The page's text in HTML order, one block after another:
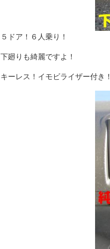
５ドア！６人乗り！
下廻りも綺麗ですよ！
キーレス！イモビライザー付き！